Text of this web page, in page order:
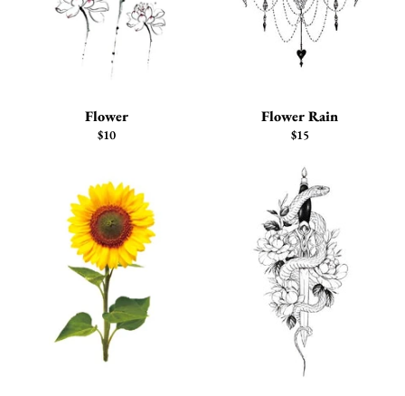
Flower
Precio
$10
Flower Rain
Precio
$15